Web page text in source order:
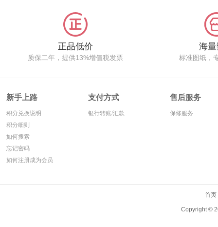
正品低价
质保二年，提供13%增值税发票
海
标准图纸，
新手上路
积分兑换说明
积分细则
如何搜索
忘记密码
如何注册成为会员
支付方式
银行转账/汇款
售后服务
保修服务
首页
Copyright ©